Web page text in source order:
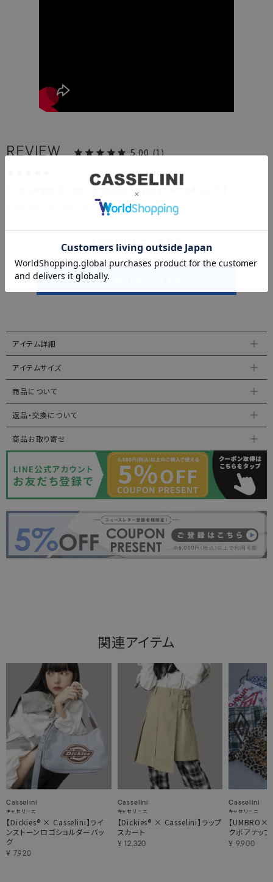
5.00 1
2026/02/16
たくさん荷物が入ります！ロゴ部分のラメもポイントでかわいいです！
すべてのレビューを見る
アイテム詳細
アイテムサイズ
商品について
返品・交換について
商品お取り寄せ
関連アイテム
Casselini
キャセリーニ
【Dickies® × Casselini】ライ
ンストーンロゴショルダーバッ
グ
¥ 7,920
Casselini
キャセリーニ
【Dickies® × Casselini】ラップ
スカート
¥ 12,320
Casselini
キャセリーニ
【UMBRO×
クボアナップ
¥ 9,900